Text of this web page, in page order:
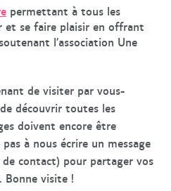
permettant à tous les
et se faire plaisir en offrant
l’association Une
de visiter par vous-
découvrir toutes les
doivent encore être
à nous écrire un message
contact) pour partager vos
Bonne visite !